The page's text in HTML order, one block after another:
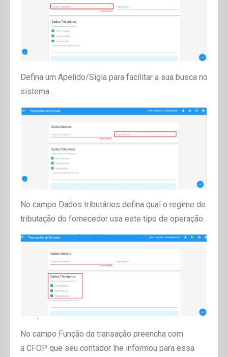
Defina um Apelido/Sigla para facilitar a sua busca no
sistema.
No campo Dados tributários defina qual o regime de
tributação do fornecedor usa este tipo de operação.
No campo Função da transação preencha com
a CFOP que seu contador lhe informou para essa